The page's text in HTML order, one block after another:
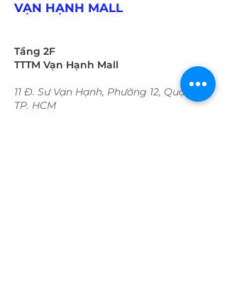
VẠN HẠNH MALL
Tầng 2F
TTTM Vạn Hạnh Mall
11 Đ. Sư Vạn Hạnh, Phường 12, Quận 10
TP. HCM